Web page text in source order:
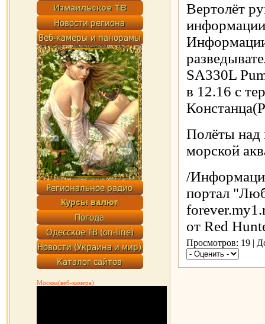
Москва(веб-камера)
Вертолёт
SA330L
в 12.16 с
Полёты над
морской
/
портал
от Red
Просмотров: 19 |